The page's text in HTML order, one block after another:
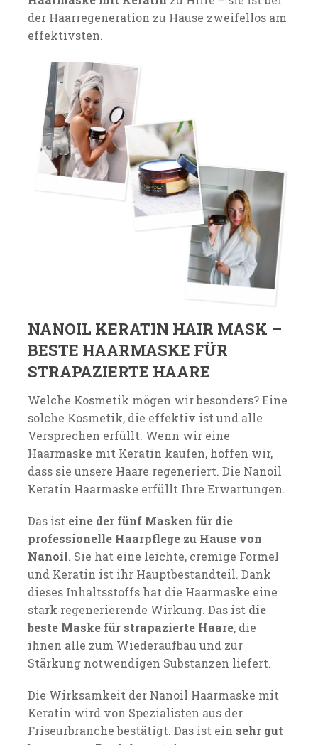
der Haarregeneration zu Hause zweifellos am
effektivsten.
NANOIL KERATIN HAIR MASK –
BESTE HAARMASKE FÜR
STRAPAZIERTE HAARE
Welche Kosmetik mögen wir besonders? Eine
solche Kosmetik, die effektiv ist und alle
Versprechen erfüllt. Wenn wir eine
Haarmaske mit Keratin kaufen, hoffen wir,
dass sie unsere Haare regeneriert. Die Nanoil
Keratin Haarmaske erfüllt Ihre Erwartungen.
Das ist eine der fünf Masken für die
professionelle Haarpflege zu Hause von
Nanoil. Sie hat eine leichte, cremige Formel
und Keratin ist ihr Hauptbestandteil. Dank
dieses Inhaltsstoffs hat die Haarmaske eine
stark regenerierende Wirkung. Das ist die
beste Maske für strapazierte Haare, die
ihnen alle zum Wiederaufbau und zur
Stärkung notwendigen Substanzen liefert.
Die Wirksamkeit der Nanoil Haarmaske mit
Keratin wird von Spezialisten aus der
Friseurbranche bestätigt. Das ist ein sehr gut